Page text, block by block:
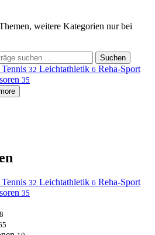
weitere Kategorien nur bei
Suchen
Tennis 32 Leichtathletik 6 Reha-Sport
35
Tennis 32 Leichtathletik 6 Reha-Sport
35